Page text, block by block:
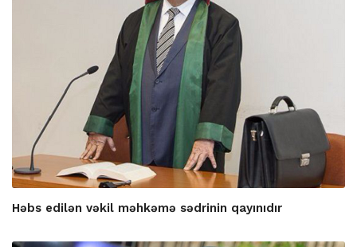
Həbs edilən vəkil məhkəmə sədrinin qayınıdır